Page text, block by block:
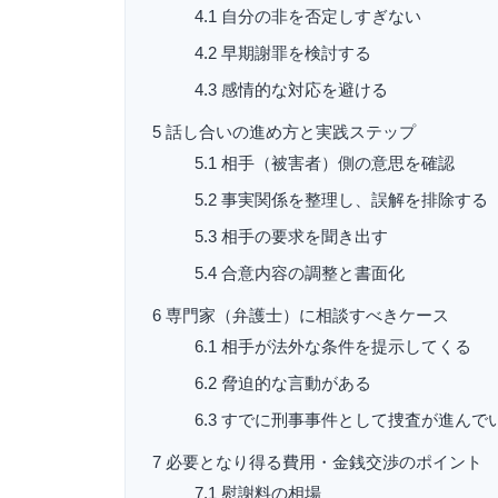
4.1 自分の非を否定しすぎない
4.2 早期謝罪を検討する
4.3 感情的な対応を避ける
5 話し合いの進め方と実践ステップ
5.1 相手（被害者）側の意思を確認
5.2 事実関係を整理し、誤解を排除する
5.3 相手の要求を聞き出す
5.4 合意内容の調整と書面化
6 専門家（弁護士）に相談すべきケース
6.1 相手が法外な条件を提示してくる
6.2 脅迫的な言動がある
6.3 すでに刑事事件として捜査が進んで
7 必要となり得る費用・金銭交渉のポイント
7.1 慰謝料の相場